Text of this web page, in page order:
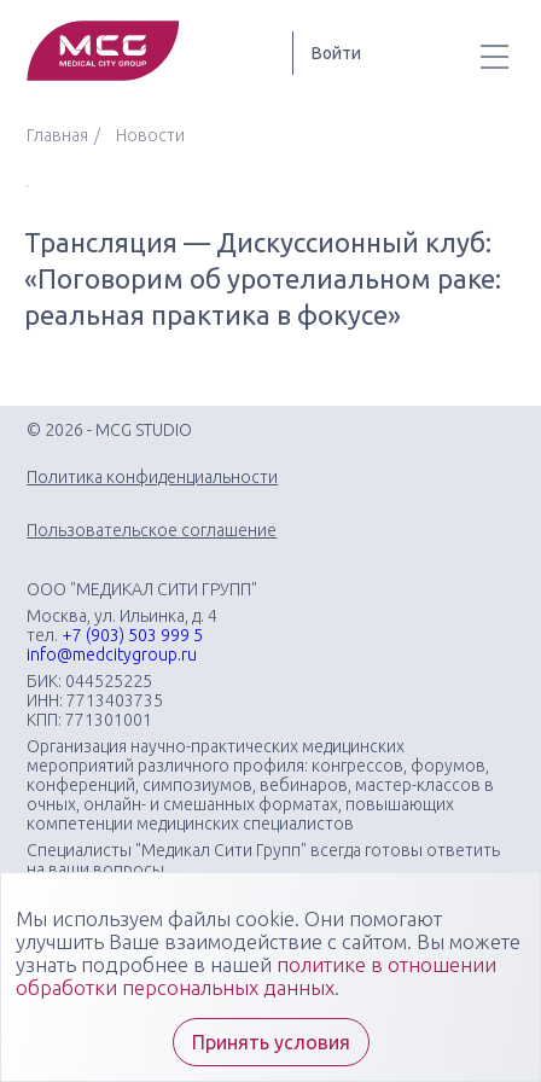
Войти
Главная Новости
Трансляция — Дискуссионный клуб:
«Поговорим об уротелиальном раке:
реальная практика в фокусе»
© 2026 - MCG STUDIO
Политика конфиденциальности
Пользовательское соглашение
ООО "МЕДИКАЛ СИТИ ГРУПП"
Москва, ул. Ильинка, д. 4
тел. +7 (903) 503 999 5
info@medcitygroup.ru
БИК: 044525225
ИНН: 7713403735
КПП: 771301001
Организация научно-практических медицинских
мероприятий различного профиля: конгрессов, форумов,
конференций, симпозиумов, вебинаров, мастер-классов в
очных, онлайн- и смешанных форматах, повышающих
компетенции медицинских специалистов
Специалисты "Медикал Сити Групп" всегда готовы ответить
на ваши вопросы
Мы используем файлы cookie. Они помогают
улучшить Ваше взаимодействие с сайтом. Вы можете
узнать подробнее в нашей политике в отношении
обработки персональных данных.
Принять условия